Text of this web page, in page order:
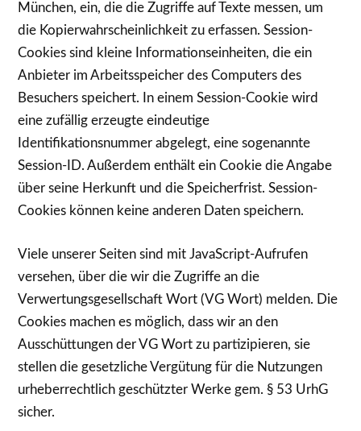
München, ein, die die Zugriffe auf Texte messen, um
die Kopierwahrscheinlichkeit zu erfassen. Session-
Cookies sind kleine Informationseinheiten, die ein
Anbieter im Arbeitsspeicher des Computers des
Besuchers speichert. In einem Session-Cookie wird
eine zufällig erzeugte eindeutige
Identifikationsnummer abgelegt, eine sogenannte
Session-ID. Außerdem enthält ein Cookie die Angabe
über seine Herkunft und die Speicherfrist. Session-
Cookies können keine anderen Daten speichern.
Viele unserer Seiten sind mit JavaScript-Aufrufen
versehen, über die wir die Zugriffe an die
Verwertungsgesellschaft Wort (VG Wort) melden. Die
Cookies machen es möglich, dass wir an den
Ausschüttungen der VG Wort zu partizipieren, sie
stellen die gesetzliche Vergütung für die Nutzungen
urheberrechtlich geschützter Werke gem. § 53 UrhG
sicher.